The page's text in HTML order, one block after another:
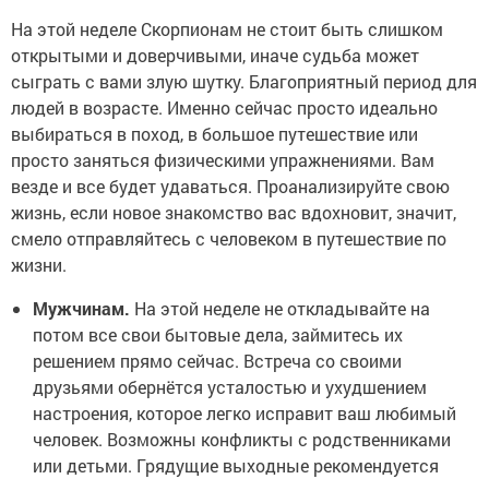
На этой неделе Скорпионам не стоит быть слишком
открытыми и доверчивыми, иначе судьба может
сыграть с вами злую шутку. Благоприятный период для
людей в возрасте. Именно сейчас просто идеально
выбираться в поход, в большое путешествие или
просто заняться физическими упражнениями. Вам
везде и все будет удаваться. Проанализируйте свою
жизнь, если новое знакомство вас вдохновит, значит,
смело отправляйтесь с человеком в путешествие по
жизни.
Мужчинам. На этой неделе не откладывайте на
потом все свои бытовые дела, займитесь их
решением прямо сейчас. Встреча со своими
друзьями обернётся усталостью и ухудшением
настроения, которое легко исправит ваш любимый
человек. Возможны конфликты с родственниками
или детьми. Грядущие выходные рекомендуется